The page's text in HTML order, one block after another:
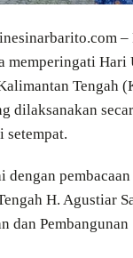
–
memperingati Hari
Tengah
dilaksanakan
setempat.
dengan
H. Agustiar
dan